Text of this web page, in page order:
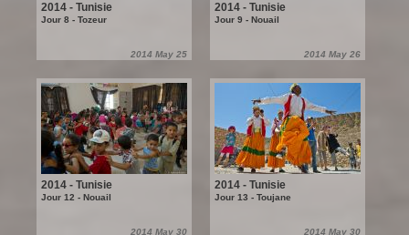
2014 - Tunisie
Jour 8 - Tozeur
2014 May 25
2014 - Tunisie
Jour 9 - Nouail
2014 May 26
2014 - Tunisie
Jour 12 - Nouail
2014 May 30
2014 - Tunisie
Jour 13 - Toujane
2014 May 30